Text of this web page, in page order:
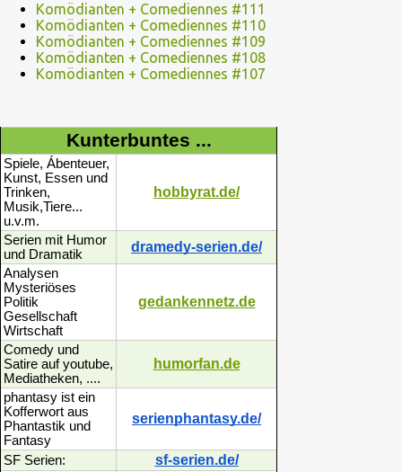
Komödianten + Comediennes #111
Komödianten + Comediennes #110
Komödianten + Comediennes #109
Komödianten + Comediennes #108
Komödianten + Comediennes #107
Kunterbuntes ...
Spiele, Ábenteuer,
Kunst, Essen und
Trinken,
Musik,Tiere...
u.v.m.
hobbyrat.de/
Serien mit Humor
und Dramatik
dramedy-serien.de/
Analysen
Mysteriöses
Politik
Gesellschaft
Wirtschaft
gedankennetz.de
Comedy und
Satire auf youtube,
Mediatheken, ....
humorfan.de
phantasy ist ein
Kofferwort aus
Phantastik und
Fantasy
serienphantasy.de/
SF Serien: sf-serien.de/